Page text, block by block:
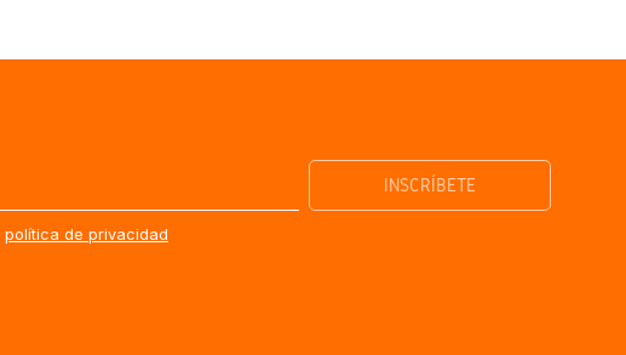
política de privacidad